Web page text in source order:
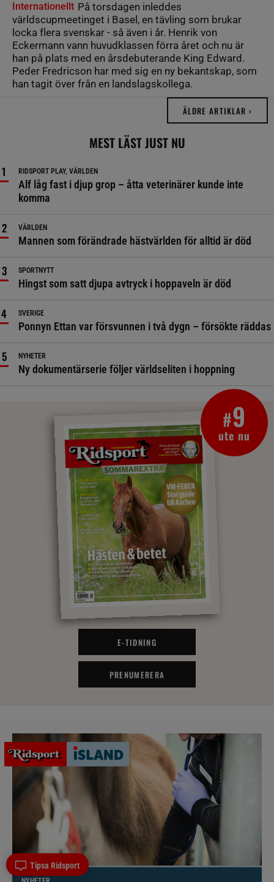
Internationellt På torsdagen inleddes
världscupmeetinget i Basel, en tävling som brukar
locka flera svenskar - så även i år. Henrik von
Eckermann vann huvudklassen förra året och nu är
han på plats med en årsdebuterande King Edward.
Peder Fredricson har med sig en ny bekantskap, som
han tagit över från en landslagskollega.
ÄLDRE ARTIKLAR ›
MEST LÄST JUST NU
RIDSPORT PLAY, VÄRLDEN
Alf låg fast i djup grop – åtta veterinärer kunde inte
komma
VÄRLDEN
Mannen som förändrade hästvärlden för alltid är död
SPORTNYTT
Hingst som satt djupa avtryck i hoppaveln är död
SVERIGE
Ponnyn Ettan var försvunnen i två dygn – försökte räddas
NYHETER
Ny dokumentärserie följer världseliten i hoppning
#9
ute nu
E-TIDNING
PRENUMERERA
Tipsa Ridsport